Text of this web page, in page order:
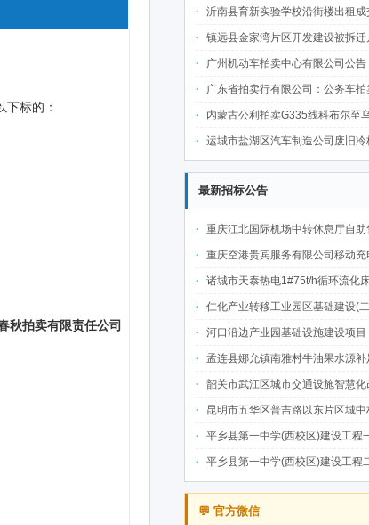
沂南县育新实验学校沿街楼出租成
镇远县金家湾片区开发建设被拆迁户经营性可移动资产拍卖公告（
广州机动车拍卖中心有限公司公告
广东省拍卖行有限公司：公务车拍
内蒙古公利拍卖G335线科布尔至乌兰花一级公路察右中旗拆迁办公室
运城市盐湖区汽车制造公司废旧冷板压块一批拍卖公告（预估
最新招标公告
重庆江北国际机场中转休息厅自助售卖机点位公开招
重庆空港贵宾服务有限公司移动充电宝点位资源公开
诸城市天泰热电1#75t/h循环流化床锅炉及配套设施升级改造项目（设计施工一体
仁化产业转移工业园区基础建设(二期)一韶关仁化产业园区工业二路道路及桥梁(西侧扩园段)建设
河口沿边产业园基础设施建设项目（二期）设计施工总承包（EPC）(三次
孟连县娜允镇南雅村牛油果水源补足提质增效建设项目
韶关市武江区城市交通设施智慧化改造提升项目-基础建设工程（一期）A标段施
昆明市五华区普吉路以东片区城中村改造项目（一期）A7、A-4-2地块安置房项目供配电设计施工一体化
平乡县第一中学(西校区)建设工程一标段施工
平乡县第一中学(西校区)建设工程二标段施工
💬 官方微信